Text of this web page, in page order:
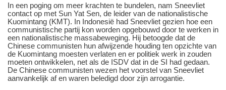
In een poging om meer krachten te bundelen, nam Sneevliet
contact op met Sun Yat Sen, de leider van de nationalistische
Kuomintang (KMT). In Indonesië had Sneevliet gezien hoe een
communistische partij kon worden opgebouwd door te werken in
een nationalistische massabeweging. Hij betoogde dat de
Chinese communisten hun afwijzende houding ten opzichte van
de Kuomintang moesten verlaten en er politiek werk in zouden
moeten ontwikkelen, net als de ISDV dat in de SI had gedaan.
De Chinese communisten wezen het voorstel van Sneevliet
aanvankelijk af en waren beledigd door zijn arrogantie.